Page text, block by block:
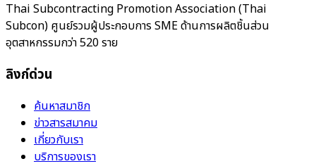
Thai Subcontracting Promotion Association (Thai
Subcon) ศูนย์รวมผู้ประกอบการ SME ด้านการผลิตชิ้นส่วน
อุตสาหกรรมกว่า 520 ราย
ลิงก์ด่วน
ค้นหาสมาชิก
ข่าวสารสมาคม
เกี่ยวกับเรา
บริการของเรา